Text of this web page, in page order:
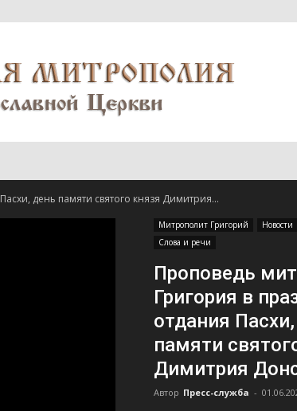
день памяти святого князя Димитрия...
Митрополит Григорий Новости
Слова и речи
Проповедь
Григория в
отдания
памяти
Димитрия
Автор Пресс-служба -